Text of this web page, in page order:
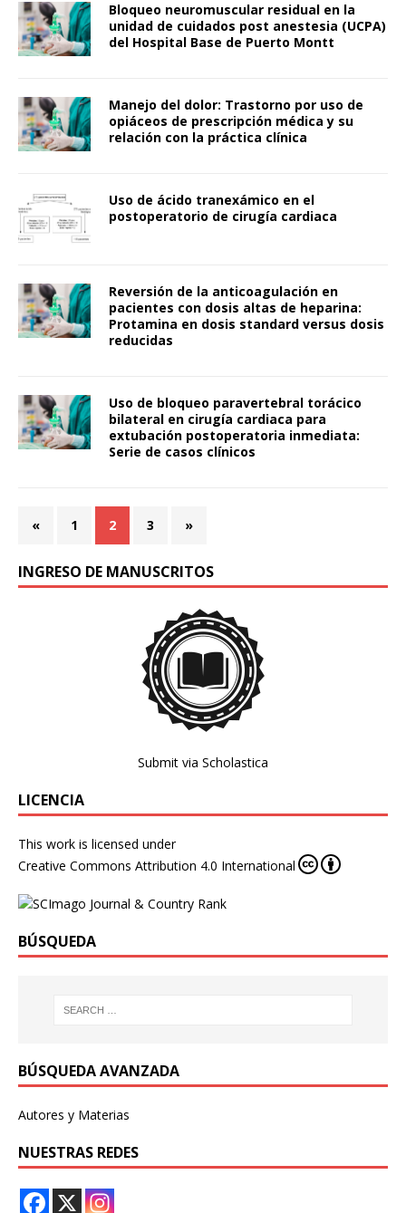
Bloqueo neuromuscular residual en la
unidad de cuidados post anestesia (UCPA)
del Hospital Base de Puerto Montt
Manejo del dolor: Trastorno por uso de
opiáceos de prescripción médica y su
relación con la práctica clínica
Uso de ácido tranexámico en el
postoperatorio de cirugía cardiaca
Reversión de la anticoagulación en
pacientes con dosis altas de heparina:
Protamina en dosis standard versus dosis
reducidas
Uso de bloqueo paravertebral torácico
bilateral en cirugía cardiaca para
extubación postoperatoria inmediata:
Serie de casos clínicos
« 1 2 3 »
INGRESO DE MANUSCRITOS
Submit via Scholastica
LICENCIA
This work is licensed under
Creative Commons Attribution 4.0 International
BÚSQUEDA
BÚSQUEDA AVANZADA
Autores y Materias
NUESTRAS REDES